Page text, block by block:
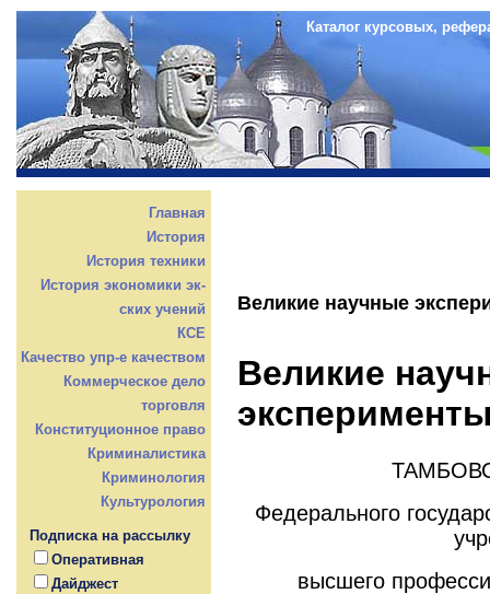
Каталог курсовых,
Главная
История
История техники
История экономики эк-
ских учений
КСЕ
Качество упр-е качеством
Коммерческое дело
торговля
Конституционное право
Криминалистика
Криминология
Культурология
Подписка на рассылку
Оперативная
Дайджест
Великие научные
Великие
Федерального
высшего